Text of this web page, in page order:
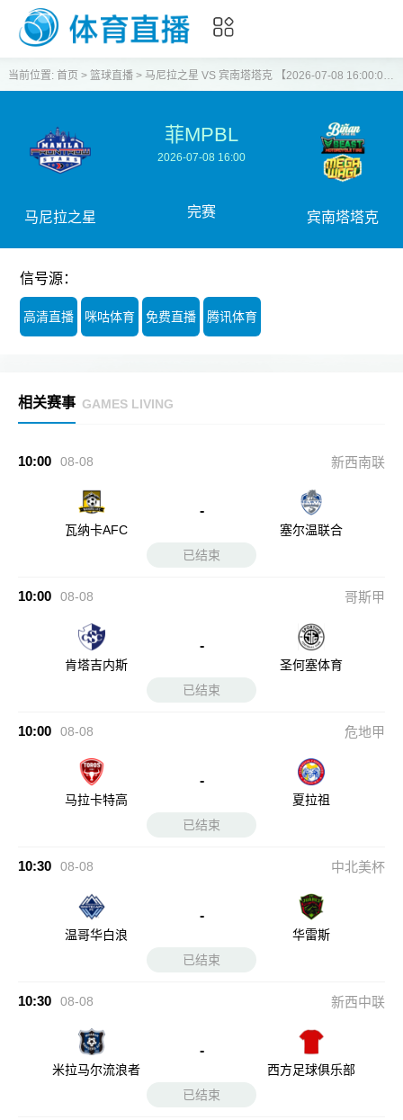
当前位置: 首页 > 篮球直播> 马尼拉之星 VS 宾南塔塔克 【2026-07-08 16:00:00】
马尼拉之星
菲MPBL
2026-07-08 16:00
完赛 宾南塔塔克
信号源：
高清直播 咪咕体育 免费直播 腾讯体育
相关赛事 GAMES LIVING
10:00 08-08 新西南联
瓦纳卡AFC
-
塞尔温联合
已结束
10:00 08-08 哥斯甲
肯塔吉内斯
-
圣何塞体育
已结束
10:00 08-08 危地甲
马拉卡特高
-
夏拉祖
已结束
10:30 08-08 中北美杯
温哥华白浪
-
华雷斯
已结束
10:30 08-08 新西中联
米拉马尔流浪者
-
西方足球俱乐部
已结束